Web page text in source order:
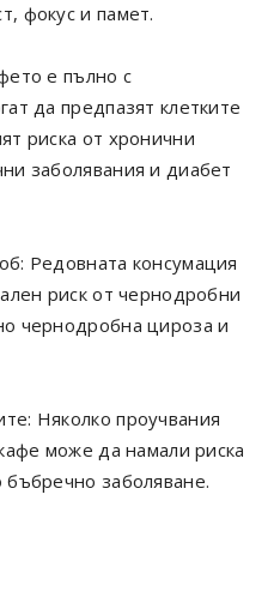
фокус и памет.
е пълно с
да предпазят клетките
риска от хронични
заболявания и диабет
Редовната консумация
риск от чернодробни
чернодробна цироза и
Няколко проучвания
може да намали риска
заболяване.